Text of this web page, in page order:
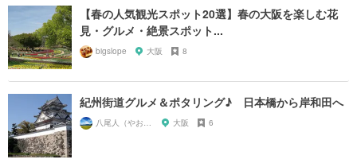
【春の人気観光スポット20選】春の大阪を楽しむ花
見・グルメ・絶景スポット...
bigslope 大阪 8
紀州街道グルメ＆ポタリング♪ 日本橋から岸和田へ
八尾人（やおんちゅ） 大阪 6